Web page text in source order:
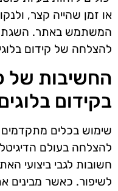
או זמן שהייה קצר,
המשתמש באתר. השגת
להצלחה של קידום
החשיבות של
בקידום
שימוש בכלים מתקדמים
להצלחה בעולם
חשובות לגבי ביצועי
לשיפור. כאשר מבינים